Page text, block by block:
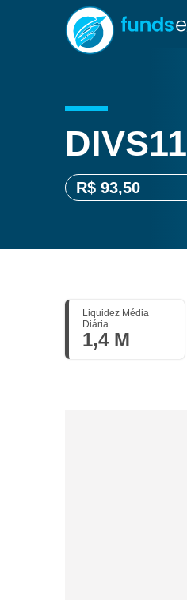
DIVS11
R$ 93,50
Liquidez Média
Diária
1,4 M